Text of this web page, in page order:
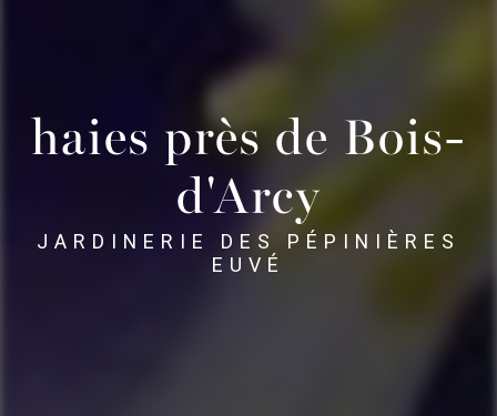
haies près de Bois-
d'Arcy
JARDINERIE DES PÉPINIÈRES
EUVÉ